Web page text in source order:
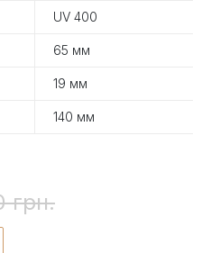
UV 400
65 мм
19 мм
140 мм
грн.